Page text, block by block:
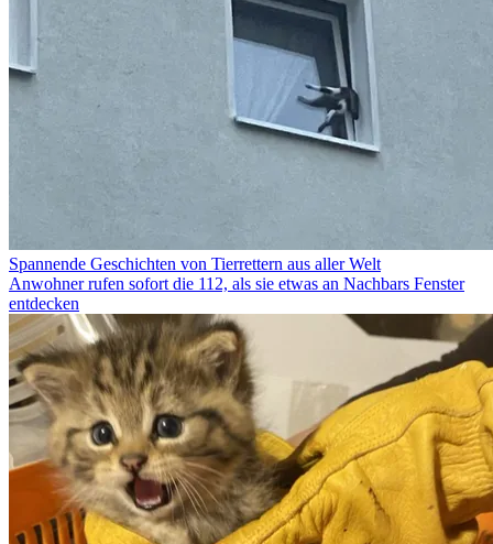
Spannende Geschichten von Tierrettern aus aller Welt
Anwohner rufen sofort die 112, als sie etwas an Nachbars Fenster
entdecken